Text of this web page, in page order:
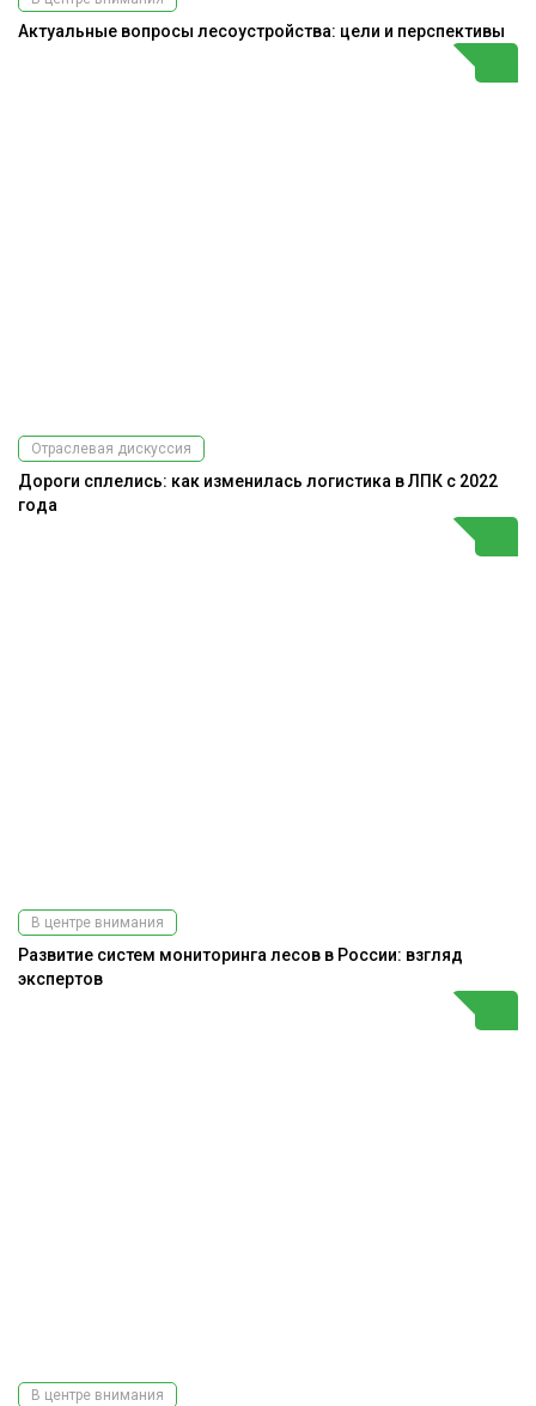
Актуальные вопросы лесоустройства: цели и перспективы
Отраслевая дискуссия
Дороги сплелись: как изменилась логистика в ЛПК с 2022
года
В центре внимания
Развитие систем мониторинга лесов в России: взгляд
экспертов
В центре внимания